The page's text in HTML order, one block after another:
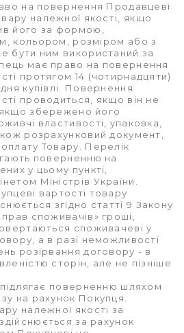
на повернення Продавцеві
належної якості, якщо
його за формою,
кольором, розміром або з
бути ним використаний за
має право на повернення
протягом 14 (чотирнадцяти)
купівлі. Повернення
проводиться, якщо він не
збережено його
властивості, упаковка,
розрахунковий документ,
Товару. Перелік
поверненню на
у цьому пункті,
Міністрів України.
вартості товару
згідно статті 9 Закону
споживачів» гроші,
споживачеві у
а в разі неможливості
розірвання договору - в
сторін, але не пізніше
поверненню шляхом
на рахунок Покупця.
належної якості за
за рахунок